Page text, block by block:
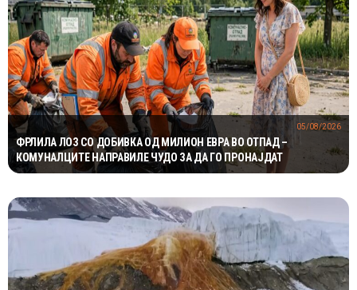
ФРЛИЛА ЛОЗ СО ДОБИВКА ОД МИЛИОН ЕВРА ВО ОТПАД –
КОМУНАЛЦИТЕ НАПРАВИЛЕ ЧУДО ЗА ДА ГО ПРОНАЈДАТ
05/08/2026